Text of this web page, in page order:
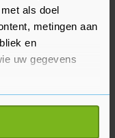
als doel
metingen aan
en
uw gegevens
geografische